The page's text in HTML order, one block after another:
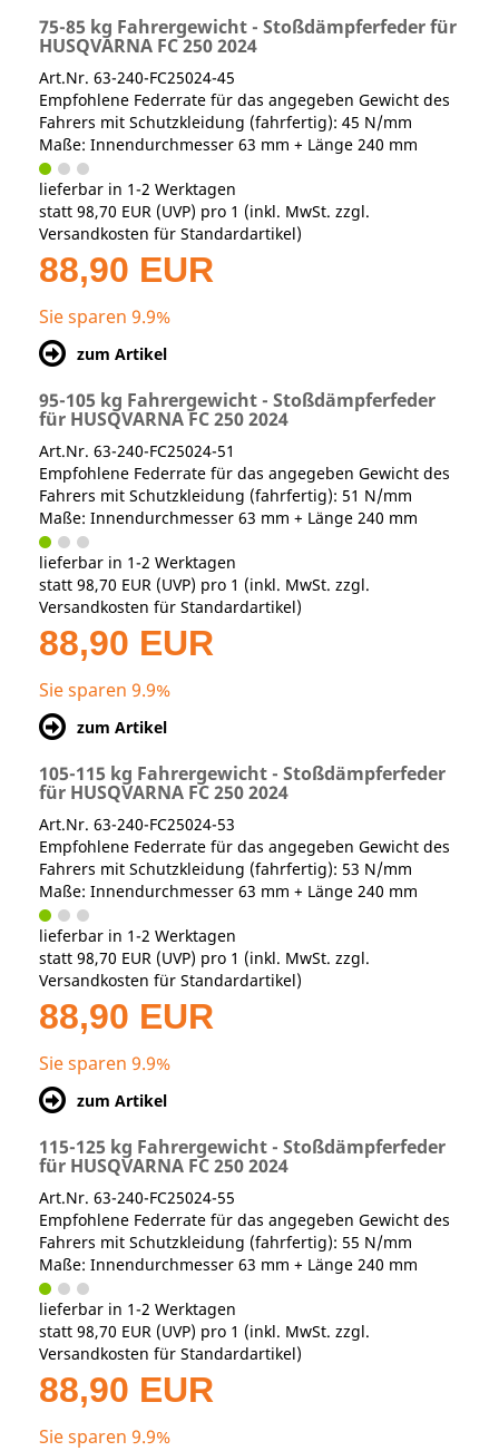
75-85 kg Fahrergewicht - Stoßdämpferfeder für
HUSQVARNA FC 250 2024
Art.Nr. 63-240-FC25024-45
Empfohlene Federrate für das angegeben Gewicht des
Fahrers mit Schutzkleidung (fahrfertig): 45 N/mm
Maße: Innendurchmesser 63 mm + Länge 240 mm
lieferbar in 1-2 Werktagen
statt 98,70 EUR (UVP) pro 1 (inkl. MwSt. zzgl.
Versandkosten für Standardartikel)
88,90 EUR
Sie sparen 9.9%
zum Artikel
95-105 kg Fahrergewicht - Stoßdämpferfeder
für HUSQVARNA FC 250 2024
Art.Nr. 63-240-FC25024-51
Empfohlene Federrate für das angegeben Gewicht des
Fahrers mit Schutzkleidung (fahrfertig): 51 N/mm
Maße: Innendurchmesser 63 mm + Länge 240 mm
lieferbar in 1-2 Werktagen
statt 98,70 EUR (UVP) pro 1 (inkl. MwSt. zzgl.
Versandkosten für Standardartikel)
88,90 EUR
Sie sparen 9.9%
zum Artikel
105-115 kg Fahrergewicht - Stoßdämpferfeder
für HUSQVARNA FC 250 2024
Art.Nr. 63-240-FC25024-53
Empfohlene Federrate für das angegeben Gewicht des
Fahrers mit Schutzkleidung (fahrfertig): 53 N/mm
Maße: Innendurchmesser 63 mm + Länge 240 mm
lieferbar in 1-2 Werktagen
statt 98,70 EUR (UVP) pro 1 (inkl. MwSt. zzgl.
Versandkosten für Standardartikel)
88,90 EUR
Sie sparen 9.9%
zum Artikel
115-125 kg Fahrergewicht - Stoßdämpferfeder
für HUSQVARNA FC 250 2024
Art.Nr. 63-240-FC25024-55
Empfohlene Federrate für das angegeben Gewicht des
Fahrers mit Schutzkleidung (fahrfertig): 55 N/mm
Maße: Innendurchmesser 63 mm + Länge 240 mm
lieferbar in 1-2 Werktagen
statt 98,70 EUR (UVP) pro 1 (inkl. MwSt. zzgl.
Versandkosten für Standardartikel)
88,90 EUR
Sie sparen 9.9%